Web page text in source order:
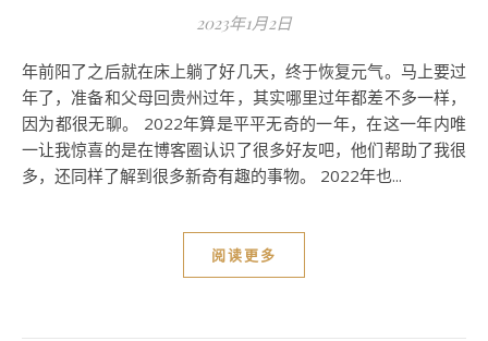
2023年1月2日
年前阳了之后就在床上躺了好几天，终于恢复元气。马上要过
年了，准备和父母回贵州过年，其实哪里过年都差不多一样，
因为都很无聊。 2022年算是平平无奇的一年，在这一年内唯
一让我惊喜的是在博客圈认识了很多好友吧，他们帮助了我很
多，还同样了解到很多新奇有趣的事物。 2022年也...
阅读更多